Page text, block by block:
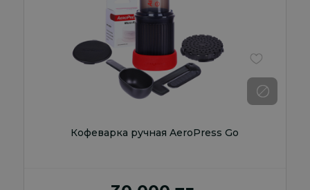
Кофеварка ручная AeroPress Go
В